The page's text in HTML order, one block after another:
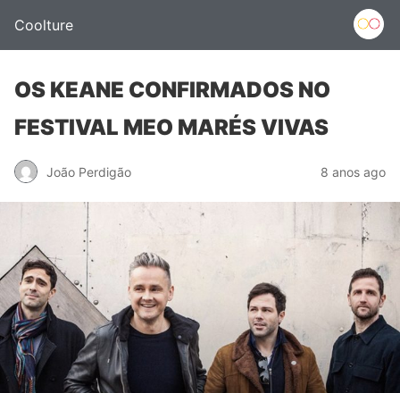
Coolture
OS KEANE CONFIRMADOS NO
FESTIVAL MEO MARÉS VIVAS
João Perdigão 8 anos ago